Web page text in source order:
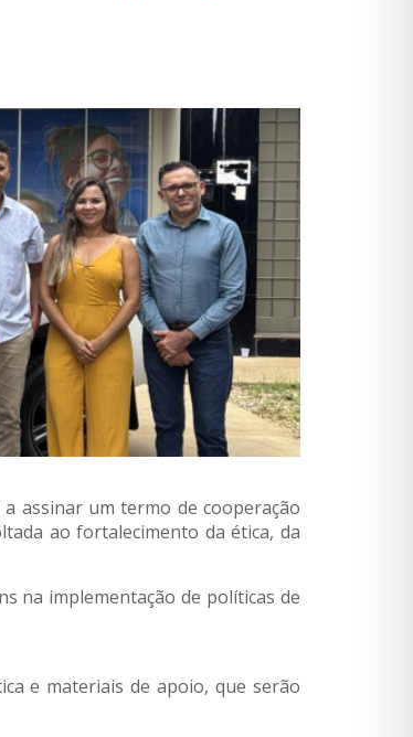
assinar um termo de cooperação
ao fortalecimento da ética, da
na implementação de políticas de
e materiais de apoio, que serão